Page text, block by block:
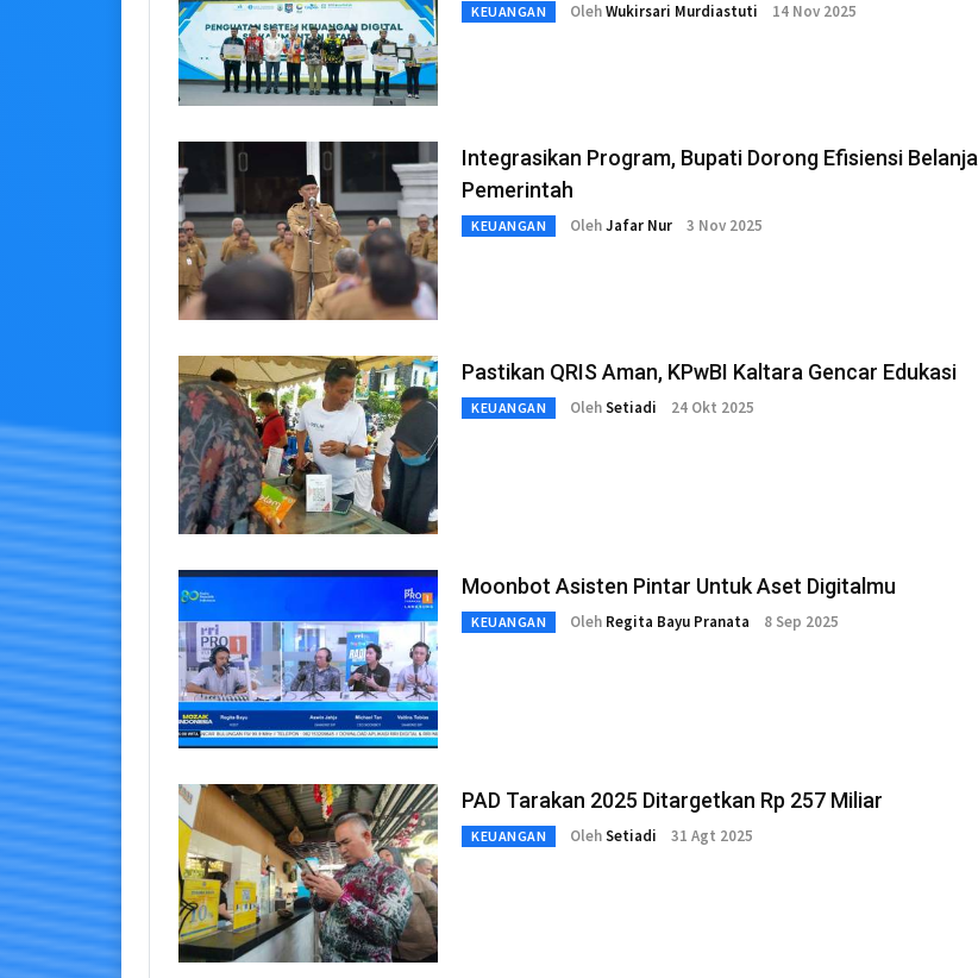
KEUANGAN OlehWukirsari Murdiastuti 14 Nov 2025
Integrasikan Program, Bupati Dorong Efisiensi Belanja
Pemerintah
KEUANGAN OlehJafar Nur 3 Nov 2025
Pastikan QRIS Aman, KPwBI Kaltara Gencar Edukasi
KEUANGAN OlehSetiadi 24 Okt 2025
Moonbot Asisten Pintar Untuk Aset Digitalmu
KEUANGAN Oleh Regita Bayu Pranata 8 Sep 2025
PAD Tarakan 2025 Ditargetkan Rp 257 Miliar
KEUANGAN OlehSetiadi 31 Agt 2025